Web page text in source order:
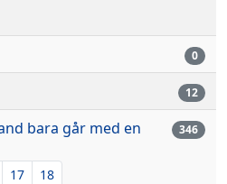
0
12
bara går med en
17 18
346